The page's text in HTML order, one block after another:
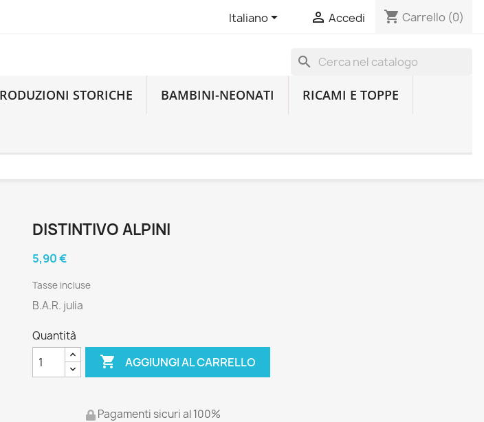
Italiano  Accedi shopping_cart Carrello (0)
search
STORICHE BAMBINI-NEONATI RICAMI E TOPPE
DISTINTIVO ALPINI
5,90 €
Tasse incluse
B.A.R. julia
Quantità
 AGGIUNGI AL CARRELLO
Pagamenti sicuri al 100%